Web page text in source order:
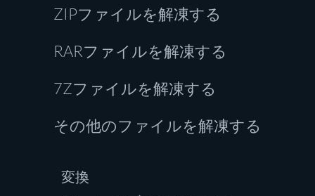
ZIPファイルを解凍する
RARファイルを解凍する
7Zファイルを解凍する
その他のファイルを解凍する
変換